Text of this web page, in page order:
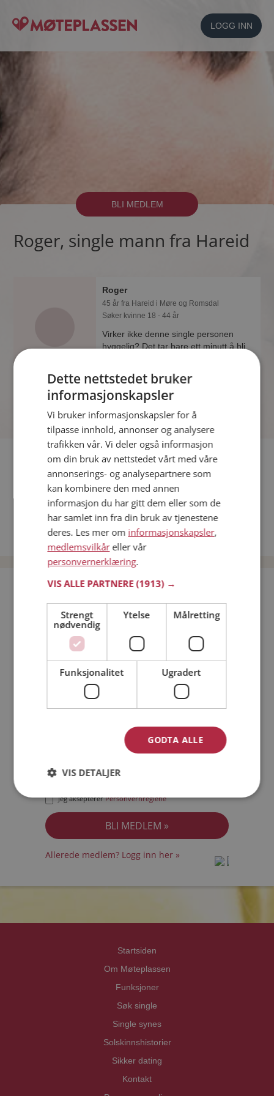
LOGG INN
BLI MEDLEM
Roger, single mann fra Hareid
Roger
45 år fra Hareid i Møre og Romsdal
Søker kvinne 18 - 44 år
Virker ikke denne single personen
hyggelig? Det tar bare ett minutt å bli
Fler single
Flere singlemenn fra Hareid :Per M,Magne
Kvinner fra Hareid
Date kvinner i Norge
Date menn i Norge
Bli medlem gratis!
Jeg er en:
Jeg akseptererPersonvernreglene
Allerede medlem? Logg inn her »
Startsiden
Om Møteplassen
Funksjoner
Søk single
Single synes
Solskinnshistorier
Sikker dating
Kontakt
Dette nettstedet bruker
informasjonskapsler
Vi bruker informasjonskapsler for å
tilpasse innhold, annonser og analysere
trafikken vår. Vi deler også informasjon
om din bruk av nettstedet vårt med våre
annonserings- og analysepartnere som
kan kombinere den med annen
informasjon du har gitt dem eller som de
har samlet inn fra din bruk av tjenestene
deres. Les mer om informasjonskapsler,
medlemsvilkåreller vår
personvernerklæring.
VIS ALLE PARTNERE(1913) →
Strengt
nødvendig
Ytelse Målretting
Funksjonalitet Ugradert
GODTA ALLE
VIS DETALJER